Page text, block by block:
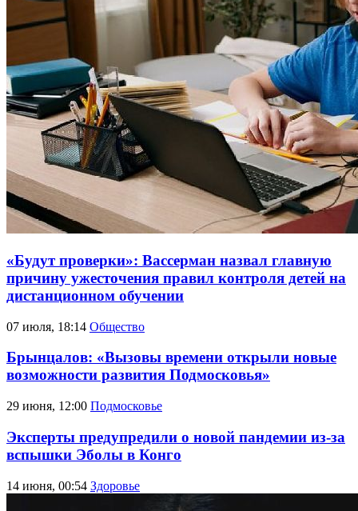
«Будут проверки»: Вассерман назвал главную
причину ужесточения правил контроля детей на
дистанционном обучении
07 июля, 18:14 Общество
Брынцалов: «Вызовы времени открыли новые
возможности развития Подмосковья»
29 июня, 12:00 Подмосковье
Эксперты предупредили о новой пандемии из-за
вспышки Эболы в Конго
14 июня, 00:54 Здоровье